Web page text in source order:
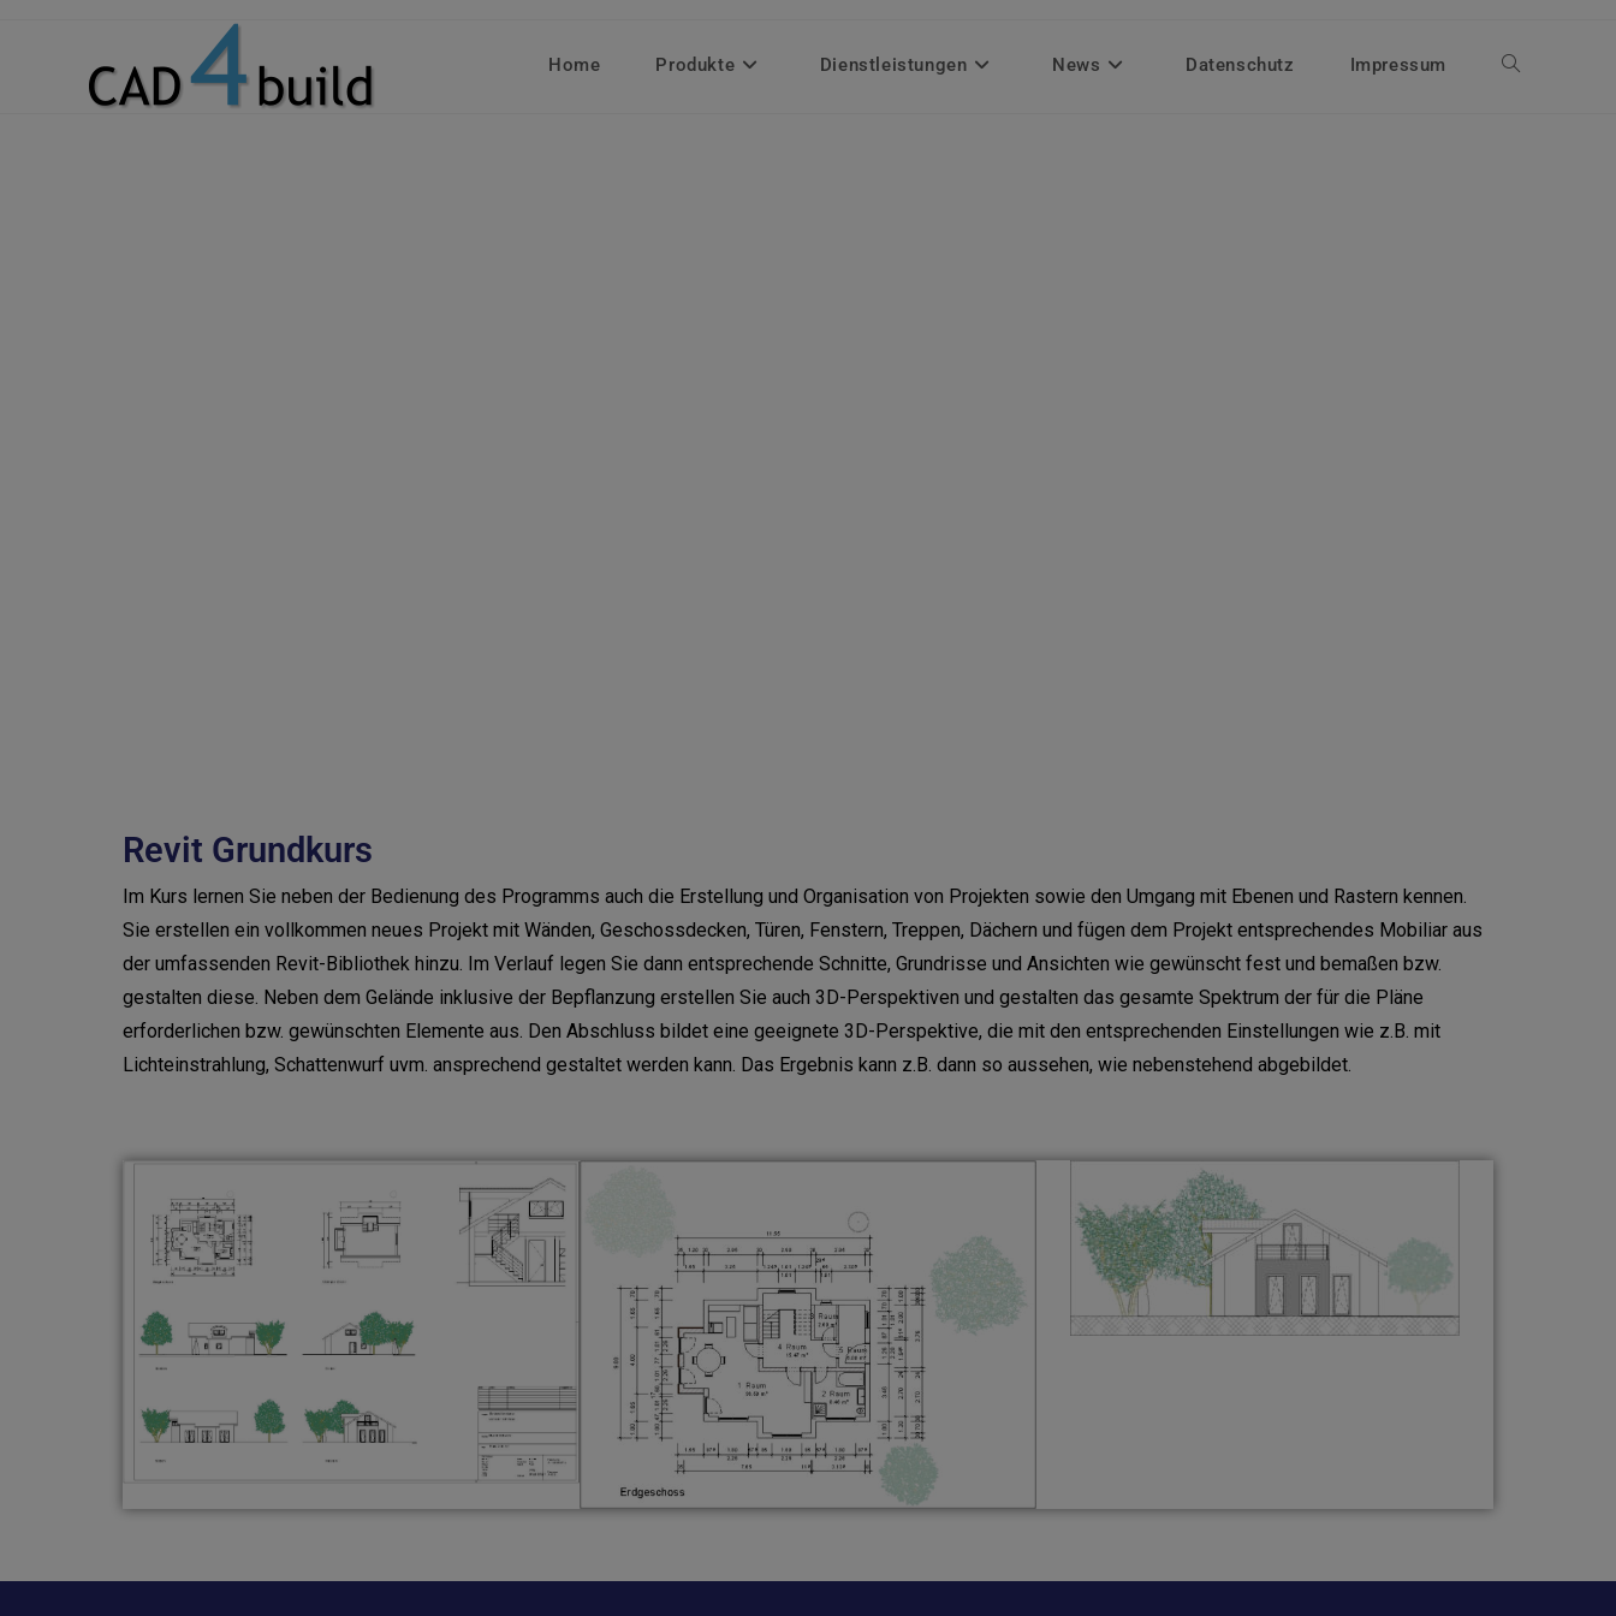
Home Produkte Dienstleistungen News Datenschutz Impressum
Revit Grundkurs
Im Kurs lernen Sie neben der Bedienung des Programms auch die Erstellung und Organisation von Projekten sowie den Umgang mit Ebenen und Rastern kennen.
Sie erstellen ein vollkommen neues Projekt mit Wänden, Geschossdecken, Türen, Fenstern, Treppen, Dächern und fügen dem Projekt entsprechendes Mobiliar aus
der umfassenden Revit-Bibliothek hinzu. Im Verlauf legen Sie dann entsprechende Schnitte, Grundrisse und Ansichten wie gewünscht fest und bemaßen bzw.
gestalten diese. Neben dem Gelände inklusive der Bepflanzung erstellen Sie auch 3D-Perspektiven und gestalten das gesamte Spektrum der für die Pläne
erforderlichen bzw. gewünschten Elemente aus. Den Abschluss bildet eine geeignete 3D-Perspektive, die mit den entsprechenden Einstellungen wie z.B. mit
Lichteinstrahlung, Schattenwurf uvm. ansprechend gestaltet werden kann. Das Ergebnis kann z.B. dann so aussehen, wie nebenstehend abgebildet.